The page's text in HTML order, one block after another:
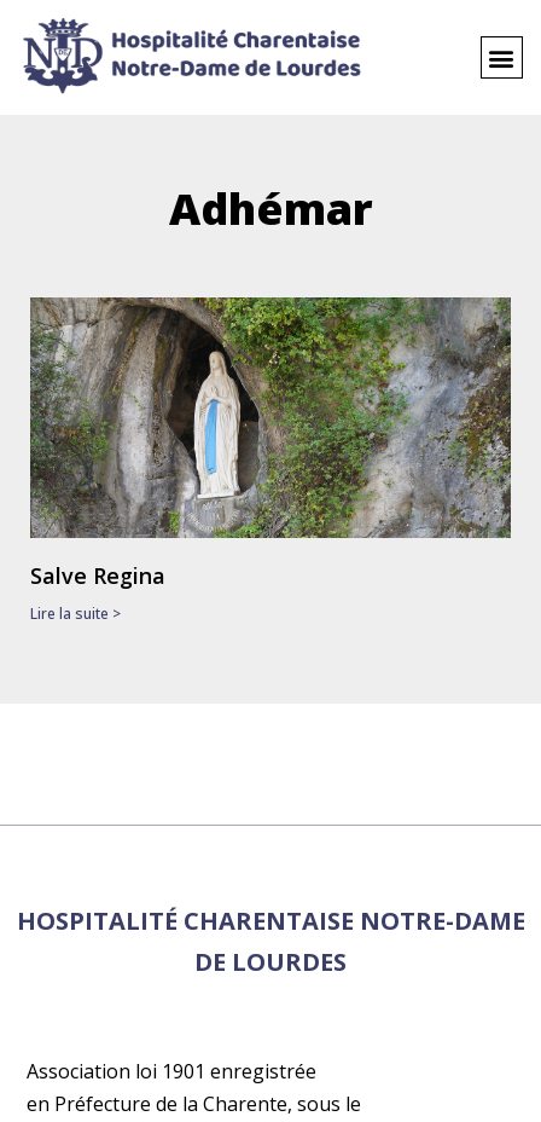
Adhémar
Salve Regina
Lire la suite >
HOSPITALITÉ CHARENTAISE NOTRE-DAME
DE LOURDES
Association loi 1901 enregistrée
en Préfecture de la Charente, sous le